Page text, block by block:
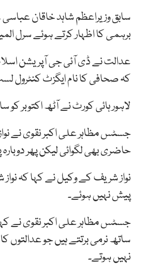
سابق وزیراعظم شاہد خاقان
برہمی کا اظہار کرتے ہوئے سرل
عدالت نے ڈی آئی جی آپریشن
کہ صحافی کا نام ایگزٹ کنٹرول
لاہور ہائی کورٹ نے آٹھ اکتوبر
جسٹس مظاہر علی اکبر نقوی نے
حاضری بھی لگوائی لیکن پھر
نواز شریف کے وکیل نے کہا کہ
پیش نہیں ہوئے۔
جسٹس مظاہر علی اکبر نقوی نے
ساتھ نرمی برتتے ہیں جو عدالتوں
نہیں ہوتے۔